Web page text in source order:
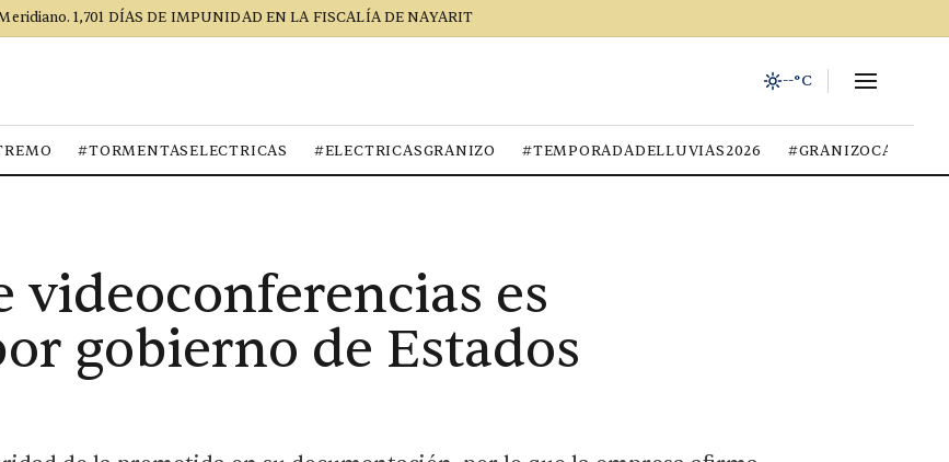
1,701 DÍAS DE IMPUNIDAD EN LA FISCALÍA DE NAYARIT
--°C
#TORMENTASELECTRICAS #ELECTRICASGRANIZO #TEMPORADADELLUVIAS2026 #GRANIZOCALOR
videoconferencias es
gobierno de Estados